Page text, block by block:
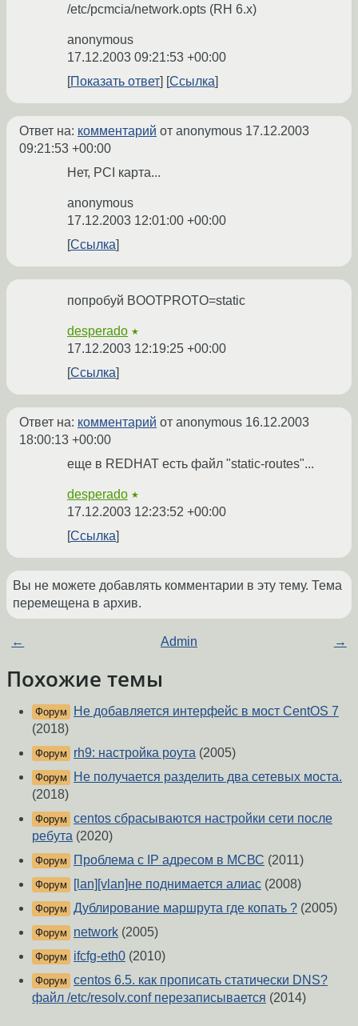
/etc/pcmcia/network.opts (RH 6.x)
anonymous
17.12.2003 09:21:53 +00:00
Показать ответ
Ссылка
Ответ на: комментарий от anonymous 17.12.2003
09:21:53 +00:00
Нет, PCI карта...
anonymous
17.12.2003 12:01:00 +00:00
Ссылка
попробуй BOOTPROTO=static
desperado ★
17.12.2003 12:19:25 +00:00
Ссылка
Ответ на: комментарий от anonymous 16.12.2003
18:00:13 +00:00
еще в REDHAT есть файл "static-routes"...
desperado ★
17.12.2003 12:23:52 +00:00
Ссылка
Вы не можете добавлять комментарии в эту тему. Тема
перемещена в архив.
← Admin →
Похожие темы
Форум
Не добавляется интерфейс в мост CentOS 7
(2018)
Форум rh9: настройка роута (2005)
Форум
Не получается разделить два сетевых моста.
(2018)
Форум centos сбрасываются настройки сети после
ребута (2020)
Форум Проблема с IP адресом в МСВС (2011)
Форум [lan][vlan]не поднимается алиас (2008)
Форум Дублирование маршрута где копать ? (2005)
Форум network (2005)
Форум ifcfg-eth0 (2010)
Форум centos 6.5. как прописать статически DNS?
файл /etc/resolv.conf перезаписывается (2014)